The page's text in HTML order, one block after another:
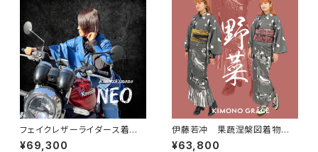
フェイクレザーライダース着物N
eo KBlue レディース
¥69,300
伊藤若冲 果蔬涅槃図着物
セピア レディース
¥63,800